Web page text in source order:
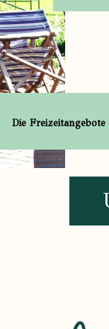
Die